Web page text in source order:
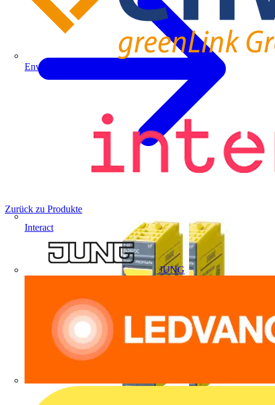
Enwitec
Interact
JUNG
Zurück zu Produkte